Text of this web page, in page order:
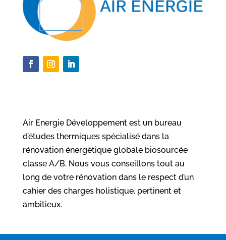
Air Energie Développement est un bureau
d’études thermiques spécialisé dans la
rénovation énergétique globale biosourcée
classe A/B. Nous vous conseillons tout au
long de votre rénovation dans le respect d’un
cahier des charges holistique, pertinent et
ambitieux.